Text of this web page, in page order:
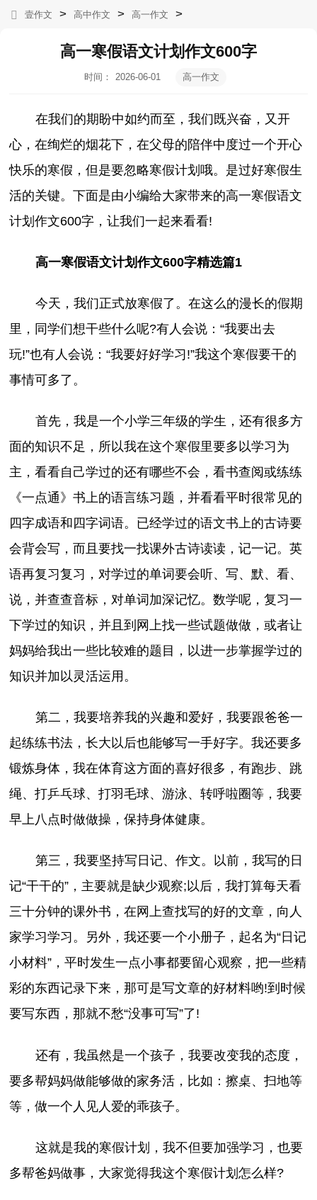
壹作文 > 高中作文 > 高一作文 >
高一寒假语文计划作文600字
时间：
2026-06-01
高一作文
在我们的期盼中如约而至，我们既兴奋，又开
心，在绚烂的烟花下，在父母的陪伴中度过一个开心
快乐的寒假，但是要忽略寒假计划哦。是过好寒假生
活的关键。下面是由小编给大家带来的高一寒假语文
计划作文600字，让我们一起来看看!
高一寒假语文计划作文600字精选篇1
今天，我们正式放寒假了。在这么的漫长的假期
里，同学们想干些什么呢?有人会说：“我要出去
玩!”也有人会说：“我要好好学习!”我这个寒假要干的
事情可多了。
首先，我是一个小学三年级的学生，还有很多方
面的知识不足，所以我在这个寒假里要多以学习为
主，看看自己学过的还有哪些不会，看书查阅或练练
《一点通》书上的语言练习题，并看看平时很常见的
四字成语和四字词语。已经学过的语文书上的古诗要
会背会写，而且要找一找课外古诗读读，记一记。英
语再复习复习，对学过的单词要会听、写、默、看、
说，并查查音标，对单词加深记忆。数学呢，复习一
下学过的知识，并且到网上找一些试题做做，或者让
妈妈给我出一些比较难的题目，以进一步掌握学过的
知识并加以灵活运用。
第二，我要培养我的兴趣和爱好，我要跟爸爸一
起练练书法，长大以后也能够写一手好字。我还要多
锻炼身体，我在体育这方面的喜好很多，有跑步、跳
绳、打乒乓球、打羽毛球、游泳、转呼啦圈等，我要
早上八点时做做操，保持身体健康。
第三，我要坚持写日记、作文。以前，我写的日
记“干干的”，主要就是缺少观察;以后，我打算每天看
三十分钟的课外书，在网上查找写的好的文章，向人
家学习学习。另外，我还要一个小册子，起名为“日记
小材料”，平时发生一点小事都要留心观察，把一些精
彩的东西记录下来，那可是写文章的好材料哟!到时候
要写东西，那就不愁“没事可写”了!
还有，我虽然是一个孩子，我要改变我的态度，
要多帮妈妈做能够做的家务活，比如：擦桌、扫地等
等，做一个人见人爱的乖孩子。
这就是我的寒假计划，我不但要加强学习，也要
多帮爸妈做事，大家觉得我这个寒假计划怎么样?